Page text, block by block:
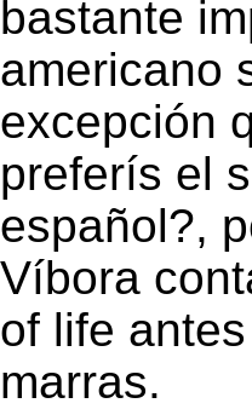
bastante
americano
excepción
preferís el
español?,
Víbora
of life
marras.